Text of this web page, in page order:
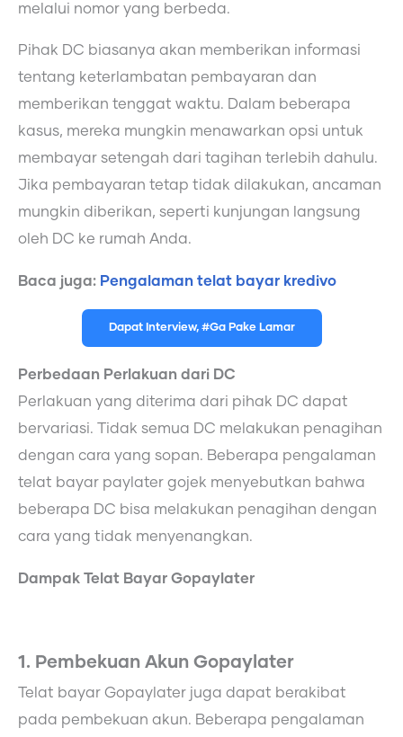
melalui nomor yang berbeda.
Pihak DC biasanya akan memberikan informasi
tentang keterlambatan pembayaran dan
memberikan tenggat waktu. Dalam beberapa
kasus, mereka mungkin menawarkan opsi untuk
membayar setengah dari tagihan terlebih dahulu.
Jika pembayaran tetap tidak dilakukan, ancaman
mungkin diberikan, seperti kunjungan langsung
oleh DC ke rumah Anda.
Baca juga: Pengalaman telat bayar kredivo
Dapat Interview, #Ga Pake Lamar
Perbedaan Perlakuan dari DC
Perlakuan yang diterima dari pihak DC dapat
bervariasi. Tidak semua DC melakukan penagihan
dengan cara yang sopan. Beberapa pengalaman
telat bayar paylater gojek menyebutkan bahwa
beberapa DC bisa melakukan penagihan dengan
cara yang tidak menyenangkan.
Dampak Telat Bayar Gopaylater
1. Pembekuan Akun Gopaylater
Telat bayar Gopaylater juga dapat berakibat
pada pembekuan akun. Beberapa pengalaman